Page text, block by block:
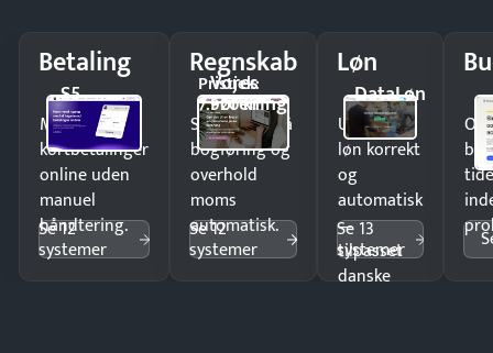
Betaling
S5
Modtag
kortbetalinger
online uden
manuel
håndtering.
Se 12
systemer
Regnskab
Vores
Forening
Pristjek:
7.920 kr
Spar timer på
bogføring og
overhold
moms
automatisk.
Se 12
systemer
Løn
DataLøn
Udbetal
løn korrekt
og
automatisk
—
tilpasset
danske
Se 13
systemer